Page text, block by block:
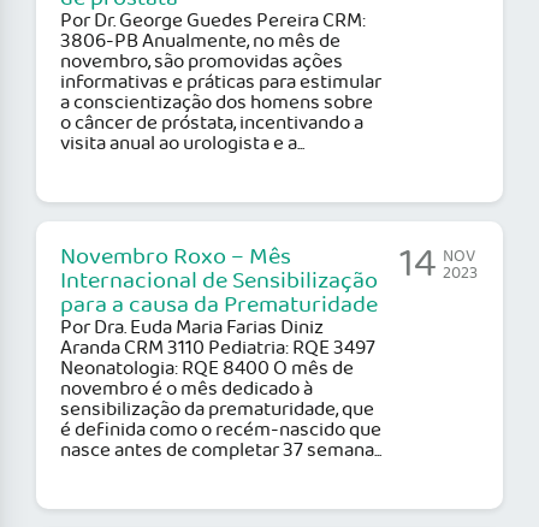
Por Dr. George Guedes Pereira CRM:
3806-PB Anualmente, no mês de
novembro, são promovidas ações
informativas e práticas para estimular
a conscientização dos homens sobre
o câncer de próstata, incentivando a
visita anual ao urologista e a...
Novembro Roxo – Mês
Internacional de Sensibilização
para a causa da Prematuridade
Por Dra. Euda Maria Farias Diniz
Aranda CRM 3110 Pediatria: RQE 3497
Neonatologia: RQE 8400 O mês de
novembro é o mês dedicado à
sensibilização da prematuridade, que
é definida como o recém-nascido que
nasce antes de completar 37 semana...
14 NOV
2023